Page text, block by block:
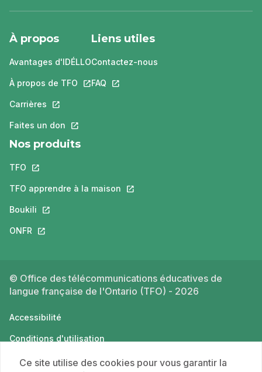
À propos
Avantages d'IDÉLLO
À propos de TFO Ce lien s'ouvrira dans un nouvel onglet.
Carrières Ce lien s'ouvrira dans un nouvel onglet.
Faites un don Ce lien s'ouvrira dans un nouvel onglet.
Liens utiles
Contactez-nous
FAQ Ce lien s'ouvrira dans un nouvel
Nos produits
TFO Ce lien s'ouvrira dans un nouvel onglet.
TFO apprendre à la maison Ce lien s'ouvrira dans un nouvel
Boukili Ce lien s'ouvrira dans un nouvel onglet.
ONFR Ce lien s'ouvrira dans un nouvel onglet.
© Office des télécommunications éducatives de
langue française de l'Ontario (TFO) - 2026
Accessibilité
Conditions d'utilisation
Politique de confidentialité
Ce site utilise des cookies pour vous garantir la